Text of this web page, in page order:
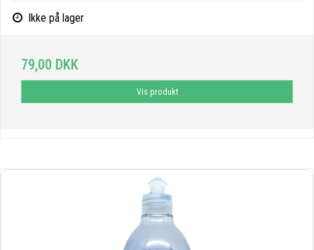
Ikke på lager
79,00 DKK
Vis produkt